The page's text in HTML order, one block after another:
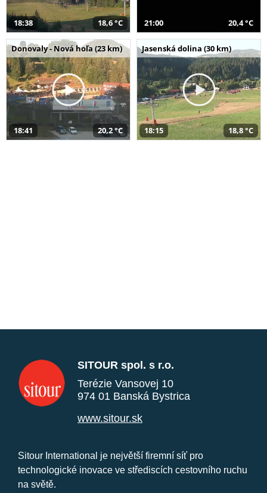
18:38 18,6 °C 21:00 20,4 °C
Donovaly - Nová hoľa (23 km)
18:41 20,2 °C
Jasenská dolina (30 km)
18:15 18,8 °C
SITOUR spol. s r.o.
Terézie Vansovej 10
974 01 Banská Bystrica
www.sitour.sk
Sitour International je největší firemní síť pro
technologické inovace ve střediscích cestovního ruchu
na světě.